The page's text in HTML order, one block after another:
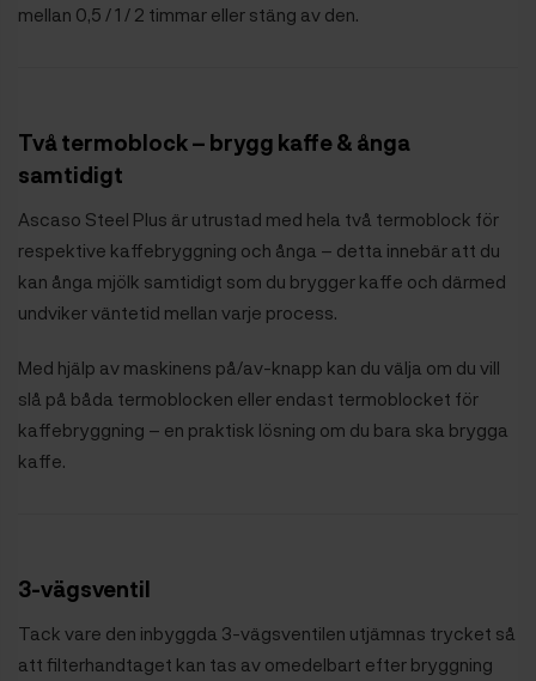
mellan 0,5 / 1 / 2 timmar eller stäng av den.
Två termoblock – brygg kaffe & ånga
samtidigt
Ascaso Steel Plus är utrustad med hela två termoblock för
respektive kaffebryggning och ånga – detta innebär att du
kan ånga mjölk samtidigt som du brygger kaffe och därmed
undviker väntetid mellan varje process.
Med hjälp av maskinens på/av-knapp kan du välja om du vill
slå på båda termoblocken eller endast termoblocket för
kaffebryggning – en praktisk lösning om du bara ska brygga
kaffe.
3-vägsventil
Tack vare den inbyggda 3-vägsventilen utjämnas trycket så
att filterhandtaget kan tas av omedelbart efter bryggning